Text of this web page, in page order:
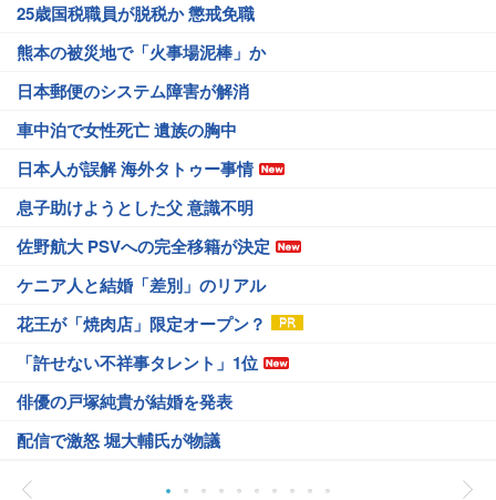
25歳国税職員が脱税か 懲戒免職
熊本の被災地で「火事場泥棒」か
日本郵便のシステム障害が解消
車中泊で女性死亡 遺族の胸中
日本人が誤解 海外タトゥー事情
息子助けようとした父 意識不明
佐野航大 PSVへの完全移籍が決定
ケニア人と結婚「差別」のリアル
花王が「焼肉店」限定オープン？
「許せない不祥事タレント」1位
俳優の戸塚純貴が結婚を発表
配信で激怒 堀大輔氏が物議